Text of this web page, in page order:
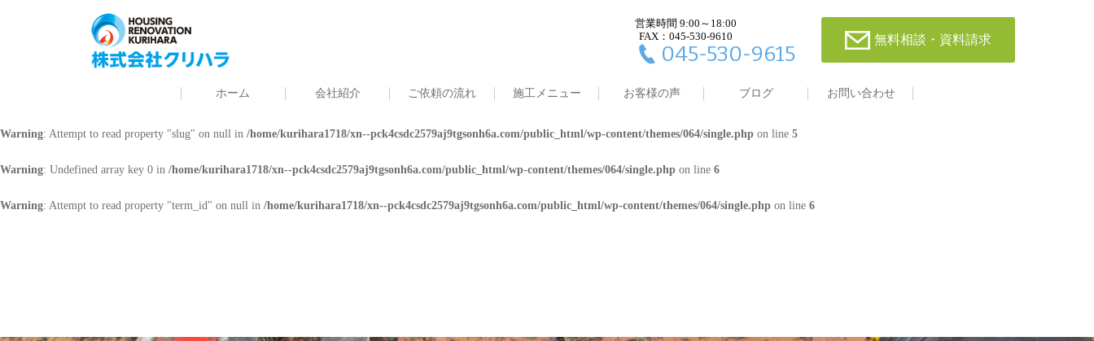
営業時間 9:00～18:00
FAX：045-530-9610
045-530-9615
無料相談・資料請求
ホーム 会社紹介 ご依頼の流れ 施工メニュー お客様の声 ブログ お問い合わせ
: Undefined array key 0 in/home/kurihara1718/xn--pck4csdc2579aj9tgsonh6a.com/public_html/wp-content/themes/064/single.phpon line4
: Attempt to read property "cat_name" on null in /home/kurihara1718/xn--pck4csdc2579aj9tgsonh6a.com/public_html/wp-content/themes/064/single.phpon line 4
/home/kurihara1718/xn--pck4csdc2579aj9tgsonh6a.com/public_html/wp-content/themes/064/single.phpon line
Warning: Attempt to read property "slug" on null in /home/kurihara1718/xn--pck4csdc2579aj9tgsonh6a.com/public_html/wp-content/themes/064/single.php on line 5
Warning: Undefined array key 0 in /home/kurihara1718/xn--pck4csdc2579aj9tgsonh6a.com/public_html/wp-content/themes/064/single.php on line 6
Warning: Attempt to read property "term_id" on null in /home/kurihara1718/xn--pck4csdc2579aj9tgsonh6a.com/public_html/wp-content/themes/064/single.php on line 6